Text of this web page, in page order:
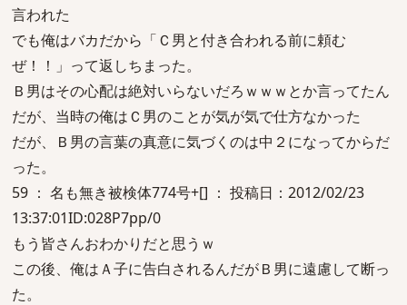
言われた
でも俺はバカだから「Ｃ男と付き合われる前に頼む
ぜ！！」って返しちまった。
Ｂ男はその心配は絶対いらないだろｗｗｗとか言ってたん
だが、当時の俺はＣ男のことが気が気で仕方なかった
だが、Ｂ男の言葉の真意に気づくのは中２になってからだ
った。
59 ： 名も無き被検体774号+[] ： 投稿日：2012/02/23
13:37:01ID:028P7pp/0
もう皆さんおわかりだと思うｗ
この後、俺はＡ子に告白されるんだがＢ男に遠慮して断っ
た。